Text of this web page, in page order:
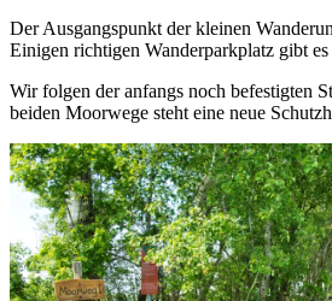
Der Ausgangspunkt der kleinen
Einigen richtigen Wanderparkplatz gibt
Wir folgen der anfangs noch befestigten
beiden Moorwege steht eine neue